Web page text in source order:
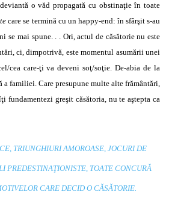
o văd propagată cu obstinaţie în toate
care se termină cu un happy-end: în sfârşit s-au
se mai spune. . . Ori, actul de căsătorie nu este
ci, dimpotrivă, este momentul asumării unei
cea care-ţi va deveni soţ/soţie. De-abia de la
a familiei. Care presupune multe alte frământări,
fundamentezi greşit căsătoria, nu te aştepta ca
TRIUNGHIURI AMOROASE, JOCURI DE
PREDESTINAŢIONISTE, TOATE CONCURĂ
CARE DECID O CĂSĂTORIE.